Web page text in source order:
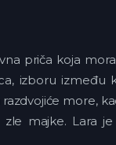
priča koja
izboru između
razdvojiće more,
majke. Lara